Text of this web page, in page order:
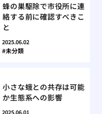
蜂の巣駆除で市役所に連
絡する前に確認すべきこ
と
2025.06.02
未分類
小さな蛾との共存は可能
か生態系への影響
2025.06.01